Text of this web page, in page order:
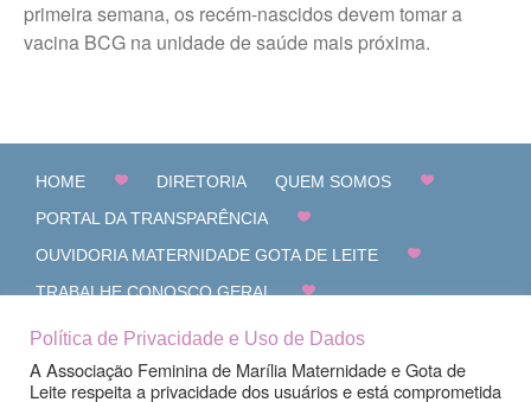
primeira semana, os recém-nascidos devem tomar a
vacina BCG na unidade de saúde mais próxima.
HOME DIRETORIA
QUEM SOMOS
PORTAL DA TRANSPARÊNCIA
OUVIDORIA MATERNIDADE GOTA DE LEITE
TRABALHE CONOSCO GERAL
CANAL DE DENÚNCIAS
FALE CONOSCO
Política de Privacidade e Uso de Dados
A Associação Feminina de Marília Maternidade e Gota de
Leite respeita a privacidade dos usuários e está comprometida